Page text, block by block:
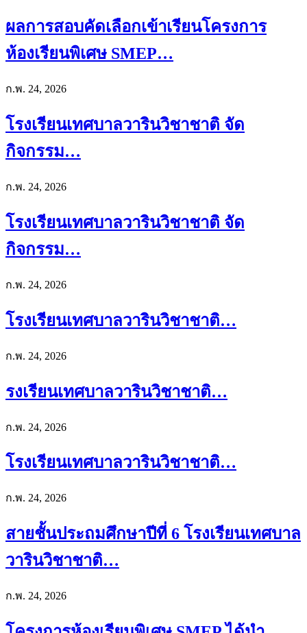
ผลการสอบคัดเลือกเข้าเรียนโครงการ
ห้องเรียนพิเศษ SMEP…
ก.พ. 24, 2026
โรงเรียนเทศบาลวารินวิชาชาติ จัด
กิจกรรม…
ก.พ. 24, 2026
โรงเรียนเทศบาลวารินวิชาชาติ จัด
กิจกรรม…
ก.พ. 24, 2026
โรงเรียนเทศบาลวารินวิชาชาติ…
ก.พ. 24, 2026
รงเรียนเทศบาลวารินวิชาชาติ…
ก.พ. 24, 2026
โรงเรียนเทศบาลวารินวิชาชาติ…
ก.พ. 24, 2026
สายชั้นประถมศึกษาปีที่ 6 โรงเรียนเทศบาล
วารินวิชาชาติ…
ก.พ. 24, 2026